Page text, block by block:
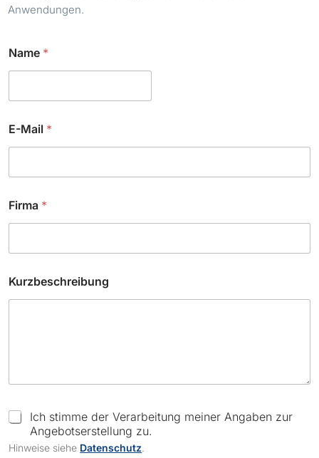
Anwendungen.
Name *
E-Mail *
Firma *
h
e
a
e
Kurzbeschreibung
C
e
Ich stimme der Verarbeitung meiner Angaben zur
Angebotserstellung zu.
Hinweise siehe Datenschutz